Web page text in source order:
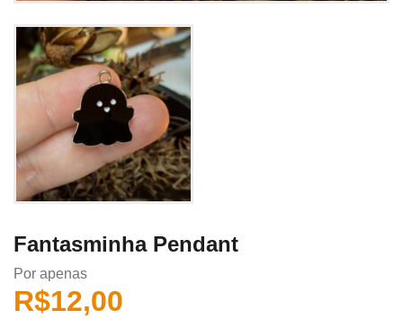
Fantasminha Pendant
Por apenas
R$12,00